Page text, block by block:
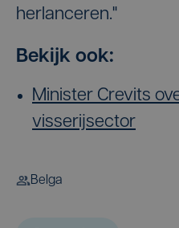
herlanceren."
Bekijk ook:
Minister Crevits
visserijsector
Belga